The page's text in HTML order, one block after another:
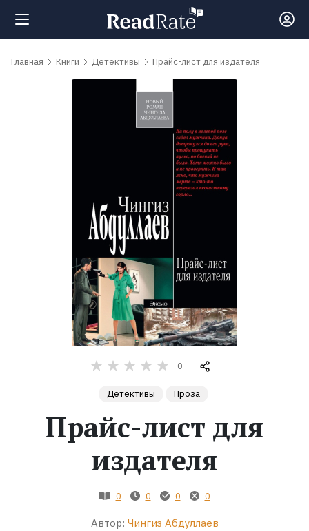
Поиск
обсуждаемые
Экранизации
Главная Книги Детективы Прайс-лист для издателя
0
Детективы Проза
Прайс-лист для
издателя
0 0 0 0
Автор: Чингиз Абдуллаев